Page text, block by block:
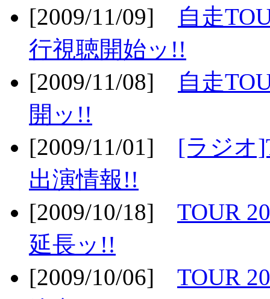
[2009/11/09]
自走
行視聴開始ッ!!
[2009/11/08]
自走
開ッ!!
[2009/11/01] [ラジオ
出演情報!!
[2009/10/18] TOUR
延長ッ!!
[2009/10/06] TOUR